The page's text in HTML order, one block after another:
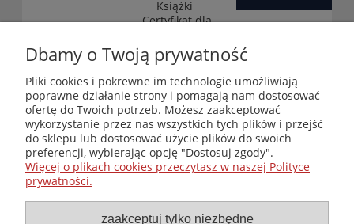
Książki
„Certyfikat dla
księgarni”
(edycja 2025-
2026)
Księgarnia-Galeria "Nieznany Świat" - internetowy sklep
ezoteryczny online
Zapraszamy również do odwiedzenia naszej księgarni
stacjonarnej przy ul. Kredytowej 2 w Warszawie
© Copyright 2014-2026 Wydawnictwo "Nieznany Świat"
Wszelkie prawa zastrzeżone
Dbamy o Twoją prywatność
Pliki cookies i pokrewne im technologie umożliwiają
poprawne działanie strony i pomagają nam dostosować
ofertę do Twoich potrzeb. Możesz zaakceptować
wykorzystanie przez nas wszystkich tych plików i przejść
do sklepu lub dostosować użycie plików do swoich
preferencji, wybierając opcję "Dostosuj zgody".
Więcej o plikach cookies przeczytasz w naszej Polityce
prywatności.
zaakceptuj tylko niezbędne